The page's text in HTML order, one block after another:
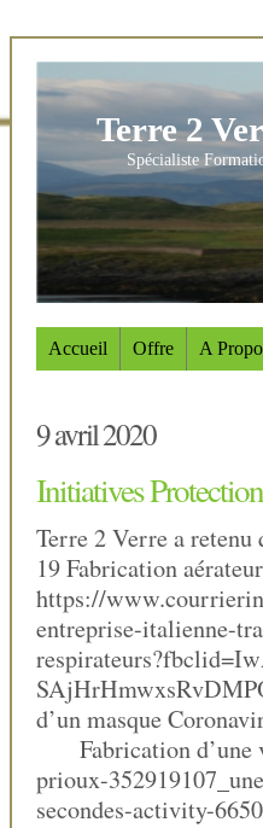
Terre 2
Spécialiste
Accueil Offre A
9 avril 2020
Initiatives
Terre 2 Verre a
19 Fabrication aérateur
https://
entreprise-italienne-
d’un masque
Fabrication d’une
prioux-
secondes-activity-